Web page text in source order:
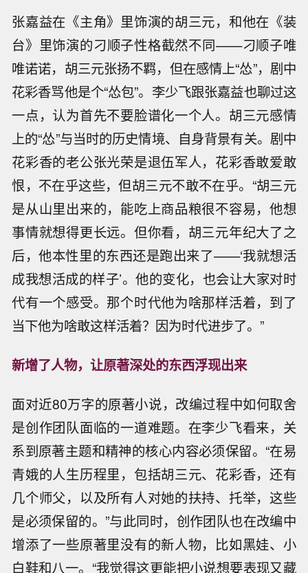
张嘉益在《主角》里饰演的胡三元，和他在《装
台》里饰演的刁顺子性格截然不同——刁顺子唯
唯诺诺，胡三元张扬不羁，但在感情上“怂”，剧中
花彩香骂他是个“怂包”。李少飞跟张嘉益也聊过这
一点，认为首先不要脸谱化一个人。胡三元感情
上的“怂”与当时的历史情境、自身背景有关。剧中
花彩香的老公张光荣是退伍军人，花彩香敢爱敢
恨，不在乎这些，但胡三元不敢不在乎。“胡三元
是从山里出来的，能吃上商品粮很不容易，他想
事情就想得更长远。但你看，胡三元年纪大了之
后，他本性里的东西还是跑出来了——‘我就想活
成我想活成的样子’。他的变化，也会让大家对时
代有一个感受。那个时代他为啥那样活着，到了
当下他为啥敢这样活着？因为时代进步了。”
新增了人物，让原著深处的东西浮现出来
面对近80万字的原著小说，改编过程中如何取舍
是创作团队面临的一道难题。在李少飞看来，关
系到原著主题和精神的核心内容必须保留。“在易
青娥的人生历程里，包括胡三元、花彩香，还有
几个师父，以及所有人对她的扶持、托举，这些
是必须保留的。”与此同时，创作团队也在改编中
增添了一些原著里没有的新人物，比如黑娃、小
白鞋和八一。“我觉得这更能把小说想要表现又藏